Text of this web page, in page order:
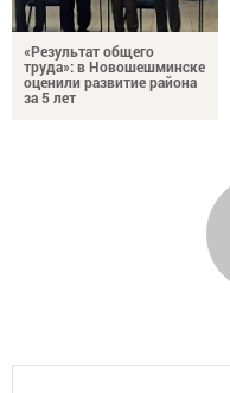
«Результат общего
труда»: в Новошешминске
оценили развитие района
за 5 лет